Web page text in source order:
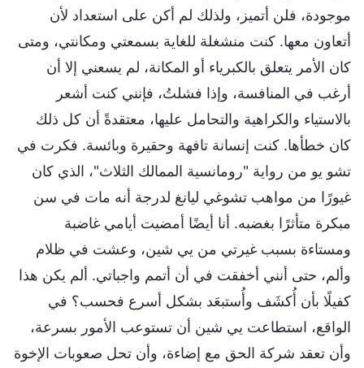
موجودة، فلن أتميز، ولذلك لم أكن على استعداد لأن
أتعاون معها. كنت منشغلة للغاية بسمعتي ومكانتي، ومتى
كان الأمر يتعلق بالكبرياء أو المكانة، لم يسعني إلا أن
أرغب في المنافسة، وإذا فشلتُ، فإنني كنت أشعر
بالاستياء والكراهية والتحامل عليها، معتقدةً أن كل ذلك
كان خطأها. كنت إنسانة تافهة وحقيرة وبائسة. فكرت في
تشو يو من رواية "رومانسية الممالك الثلاث"، الذي كان
غيورًا من مواهب تشوغي ليانغ لدرجة أنه مات في سن
مبكرة متأثرًا بغضبه. أنا أيضًا أمضيت أيامي غاضبة
ومستاءة بسبب غيرتي من يي شين، وعشت في ظلام
وألم، حتى أنني أخفقت في أن أتمم واجباتي. ألم يكن هذا
كفيلًا بأن أُكشَف وأُستبعَد بشكل أسرع فحسب؟ في
الواقع، استطاعت يي شين أن تستوعب الأمور بسرعة،
وأن تعقد شركة الحق مع إضاءة، وأن تحل صعوبات الإخوة